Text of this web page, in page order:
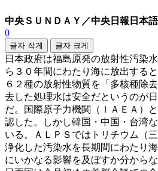
中央ＳＵＮＤＡＹ／中央日報日本
0
글자 작게 글자 크게
日本政府は福島原発の放射性汚染
ら３０年間にわたり海に放出する
６２種の放射性物質を「多核種除
去した処理水は安全だというのが
だ。国際原子力機関（ＩＡＥＡ）
認した。しかし韓国・中国・台湾
いる。ＡＬＰＳではトリチウム（
浄化した汚染水を長期間にわたり
にいかなる影響を及ぼすか分から